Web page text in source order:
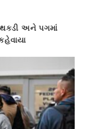
અને પગમાં